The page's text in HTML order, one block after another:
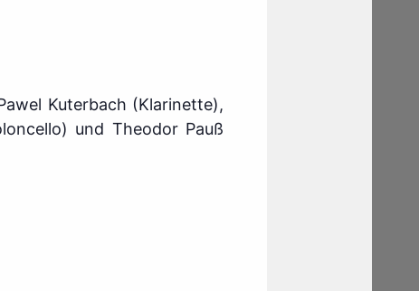
Kuterbach (Klarinette),
und Theodor Pauß